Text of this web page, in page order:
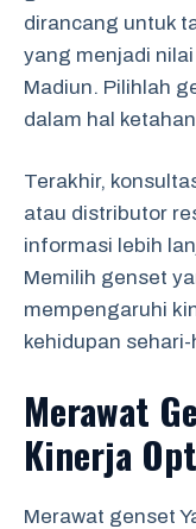
dirancang untuk
yang menjadi
Madiun. Pilihlah
dalam hal
Terakhir,
atau distributor
informasi lebih
Memilih genset
mempengaruhi
kehidupan sehari-
Merawat
Kinerja
Merawat genset